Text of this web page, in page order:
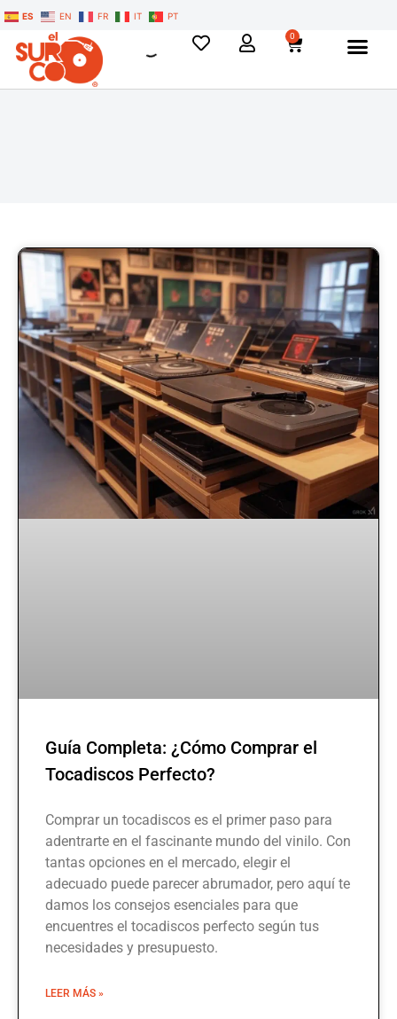
ES EN FR IT PT
0
Guía Completa: ¿Cómo Comprar el
Tocadiscos Perfecto?
Comprar un tocadiscos es el primer paso para
adentrarte en el fascinante mundo del vinilo. Con
tantas opciones en el mercado, elegir el
adecuado puede parecer abrumador, pero aquí te
damos los consejos esenciales para que
encuentres el tocadiscos perfecto según tus
necesidades y presupuesto.
LEER MÁS »